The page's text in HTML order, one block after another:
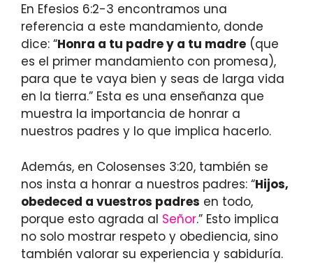
En Efesios 6:2-3 encontramos una
referencia a este mandamiento, donde
dice: “Honra a tu padre y a tu madre (que
es el primer mandamiento con promesa),
para que te vaya bien y seas de larga vida
en la tierra.” Esta es una enseñanza que
muestra la importancia de honrar a
nuestros padres y lo que implica hacerlo.
Además, en Colosenses 3:20, también se
nos insta a honrar a nuestros padres: “Hijos,
obedeced a vuestros padres en todo,
porque esto agrada al Señor.” Esto implica
no solo mostrar respeto y obediencia, sino
también valorar su experiencia y sabiduría.